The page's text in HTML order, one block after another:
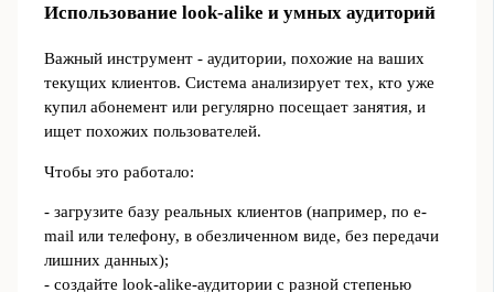
Использование look-alike и умных аудиторий
Важный инструмент - аудитории, похожие на ваших
текущих клиентов. Система анализирует тех, кто уже
купил абонемент или регулярно посещает занятия, и
ищет похожих пользователей.
Чтобы это работало:
- загрузите базу реальных клиентов (например, по e-
mail или телефону, в обезличенном виде, без передачи
лишних данных);
- создайте look-alike-аудитории с разной степенью